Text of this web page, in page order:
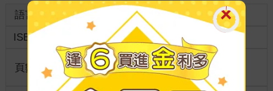
語言 中文繁體 裝訂
紙本平裝
ISBN
9789868073456 分級 普通級
頁數 279
商品規
格
25開15*21cm